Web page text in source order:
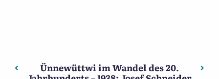
Beitragsnavigation
Vorheriger: Ünnewüttwi im Wandel des 20.
Ünnewüttwi im Wandel des 20.